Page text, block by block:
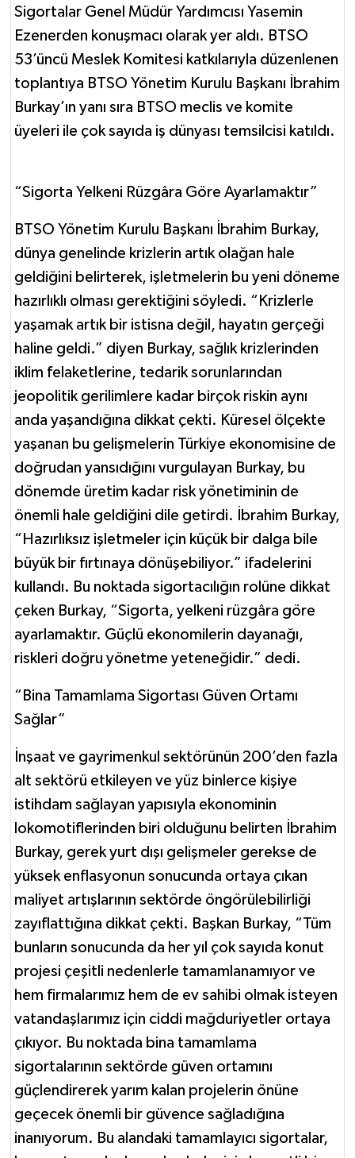
Sigortalar Genel Müdür Yardımcısı Yasemin
Ezenerden konuşmacı olarak yer aldı. BTSO
53’üncü Meslek Komitesi katkılarıyla düzenlenen
toplantıya BTSO Yönetim Kurulu Başkanı İbrahim
Burkay’ın yanı sıra BTSO meclis ve komite
üyeleri ile çok sayıda iş dünyası temsilcisi katıldı.
“Sigorta Yelkeni Rüzgâra Göre Ayarlamaktır”
BTSO Yönetim Kurulu Başkanı İbrahim Burkay,
dünya genelinde krizlerin artık olağan hale
geldiğini belirterek, işletmelerin bu yeni döneme
hazırlıklı olması gerektiğini söyledi. “Krizlerle
yaşamak artık bir istisna değil, hayatın gerçeği
haline geldi.” diyen Burkay, sağlık krizlerinden
iklim felaketlerine, tedarik sorunlarından
jeopolitik gerilimlere kadar birçok riskin aynı
anda yaşandığına dikkat çekti. Küresel ölçekte
yaşanan bu gelişmelerin Türkiye ekonomisine de
doğrudan yansıdığını vurgulayan Burkay, bu
dönemde üretim kadar risk yönetiminin de
önemli hale geldiğini dile getirdi. İbrahim Burkay,
“Hazırlıksız işletmeler için küçük bir dalga bile
büyük bir fırtınaya dönüşebiliyor.” ifadelerini
kullandı. Bu noktada sigortacılığın rolüne dikkat
çeken Burkay, “Sigorta, yelkeni rüzgâra göre
ayarlamaktır. Güçlü ekonomilerin dayanağı,
riskleri doğru yönetme yeteneğidir.” dedi.
“Bina Tamamlama Sigortası Güven Ortamı
Sağlar”
İnşaat ve gayrimenkul sektörünün 200’den fazla
alt sektörü etkileyen ve yüz binlerce kişiye
istihdam sağlayan yapısıyla ekonominin
lokomotiflerinden biri olduğunu belirten İbrahim
Burkay, gerek yurt dışı gelişmeler gerekse de
yüksek enflasyonun sonucunda ortaya çıkan
maliyet artışlarının sektörde öngörülebilirliği
zayıflattığına dikkat çekti. Başkan Burkay, “Tüm
bunların sonucunda da her yıl çok sayıda konut
projesi çeşitli nedenlerle tamamlanamıyor ve
hem firmalarımız hem de ev sahibi olmak isteyen
vatandaşlarımız için ciddi mağduriyetler ortaya
çıkıyor. Bu noktada bina tamamlama
sigortalarının sektörde güven ortamını
güçlendirerek yarım kalan projelerin önüne
geçecek önemli bir güvence sağladığına
inanıyorum. Bu alandaki tamamlayıcı sigortalar,